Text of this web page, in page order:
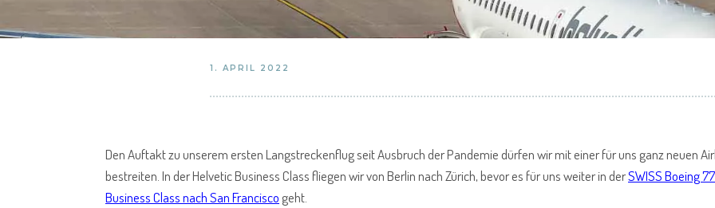
1. APRIL 2022
Den Auftakt zu unserem ersten Langstreckenflug seit Ausbruch der Pandemie dürfen wir mit einer für uns ganz neuen
bestreiten. In der Helvetic Business Class fliegen wir von Berlin nach Zürich, bevor es für uns weiter in derSWISS Boeing
Business Class nach San Francisco geht.